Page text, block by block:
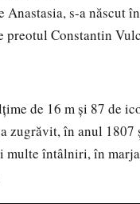
s-a născut
preotul Constantin
de 16 m şi 87 de
zugrăvit, în anul 1807
multe întâlniri, în